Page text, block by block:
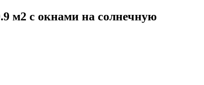
м2 с окнами на солнечную